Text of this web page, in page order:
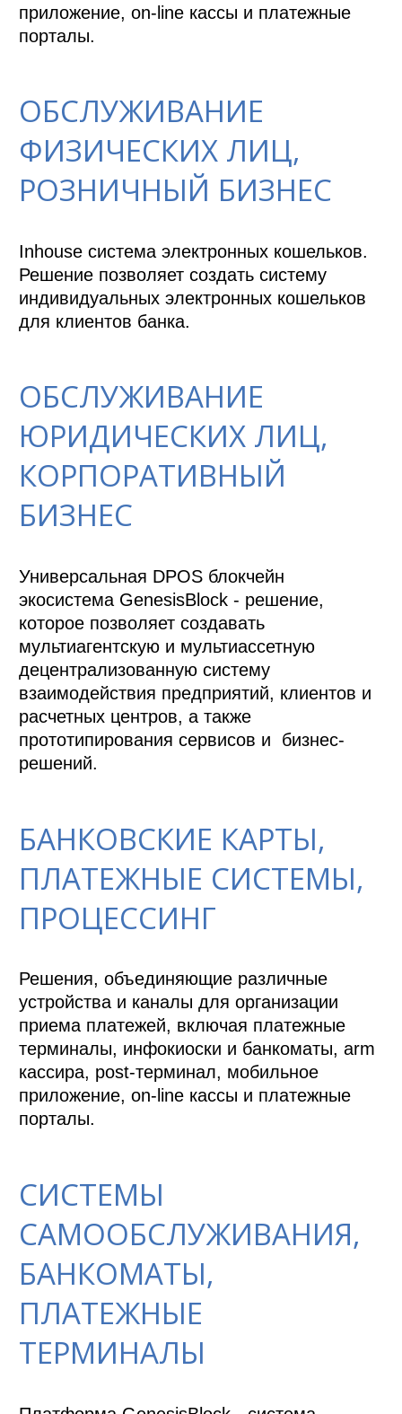
приложение, on-line кассы и платежные
порталы.
ОБСЛУЖИВАНИЕ
ФИЗИЧЕСКИХ ЛИЦ,
РОЗНИЧНЫЙ БИЗНЕС
Inhouse система электронных кошельков.
Решение позволяет создать систему
индивидуальных электронных кошельков
для клиентов банка.
ОБСЛУЖИВАНИЕ
ЮРИДИЧЕСКИХ ЛИЦ,
КОРПОРАТИВНЫЙ
БИЗНЕС
Универсальная DPOS блокчейн
экосистема GenesisBlock - решение,
которое позволяет создавать
мультиагентскую и мультиассетную
децентрализованную систему
взаимодействия предприятий, клиентов и
расчетных центров, а также
прототипирования сервисов и  бизнес-
решений.
БАНКОВСКИЕ КАРТЫ,
ПЛАТЕЖНЫЕ СИСТЕМЫ,
ПРОЦЕССИНГ
Решения, объединяющие различные
устройства и каналы для организации
приема платежей, включая платежные
терминалы, инфокиоски и банкоматы, arm
кассира, post-терминал, мобильное
приложение, on-line кассы и платежные
порталы.
СИСТЕМЫ
САМООБСЛУЖИВАНИЯ,
БАНКОМАТЫ,
ПЛАТЕЖНЫЕ
ТЕРМИНАЛЫ